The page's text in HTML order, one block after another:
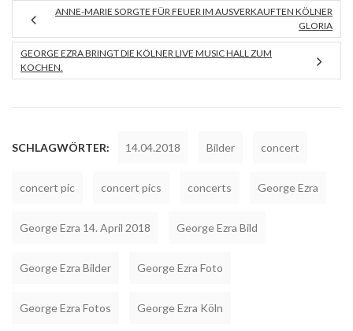
ANNE-MARIE SORGTE FÜR FEUER IM AUSVERKAUFTEN KÖLNER
GLORIA
GEORGE EZRA BRINGT DIE KÖLNER LIVE MUSIC HALL ZUM
KOCHEN.
SCHLAGWÖRTER: 14.04.2018 Bilder concert
concert pic concert pics concerts George Ezra
George Ezra 14. April 2018 George Ezra Bild
George Ezra Bilder George Ezra Foto
George Ezra Fotos George Ezra Köln